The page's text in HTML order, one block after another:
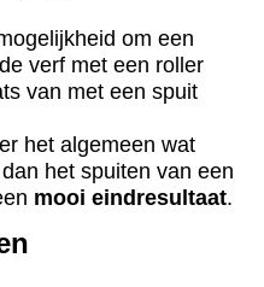
om een
verf met een roller
van met een spuit
het algemeen wat
het spuiten van een
mooi eindresultaat.